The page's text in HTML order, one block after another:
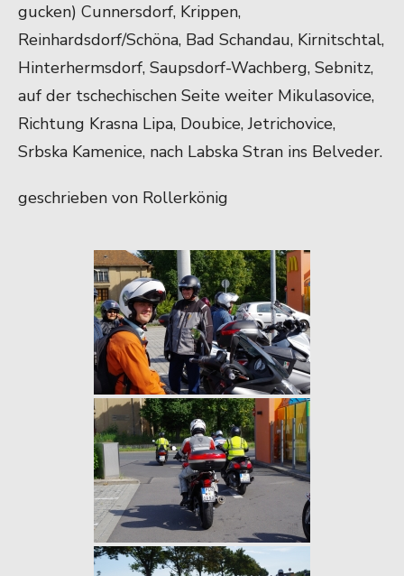
gucken) Cunnersdorf, Krippen,
Reinhardsdorf/Schöna, Bad Schandau, Kirnitschtal,
Hinterhermsdorf, Saupsdorf-Wachberg, Sebnitz,
auf der tschechischen Seite weiter Mikulasovice,
Richtung Krasna Lipa, Doubice, Jetrichovice,
Srbska Kamenice, nach Labska Stran ins Belveder.
geschrieben von Rollerkönig